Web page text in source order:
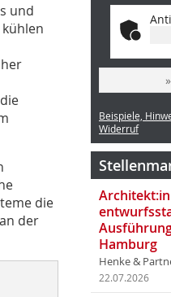
und
die
der
Beispiele,
Widerruf
Hamburg
Henke &
22.07.2026